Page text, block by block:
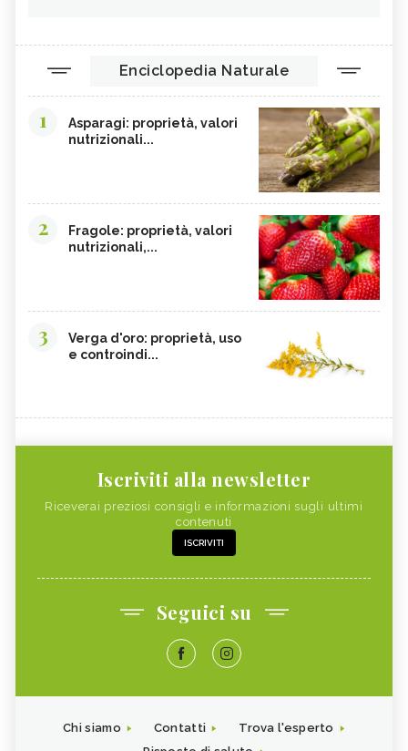
Enciclopedia Naturale
1
Asparagi: proprietà, valori
nutrizionali...
2
Fragole: proprietà, valori
nutrizionali,...
3
Verga d'oro: proprietà, uso
e controindi...
Iscriviti alla newsletter
Riceverai preziosi consigli e informazioni sugli ultimi
contenuti
ISCRIVITI
Seguici su
Chi siamo Contatti
Trova l'esperto